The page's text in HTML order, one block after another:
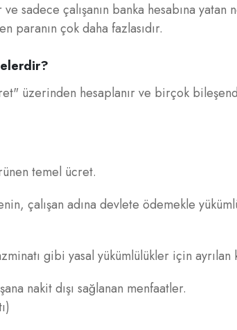
sadece çalışanın banka hesabına yatan
paranın çok daha fazlasıdır.
üzerinden hesaplanır ve birçok
temel ücret.
çalışan adına devlete ödemekle
gibi yasal yükümlülükler için ayrılan
nakit dışı sağlanan menfaatler.